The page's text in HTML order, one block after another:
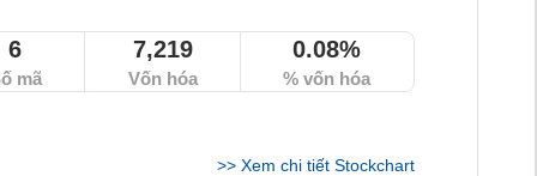
6
mã
7,219
Vốn hóa
0.08%
% vốn hóa
>> Xem chi tiết Stockchart